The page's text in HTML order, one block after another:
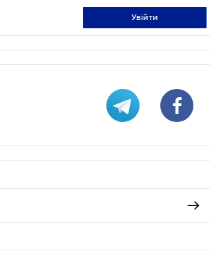
увійти